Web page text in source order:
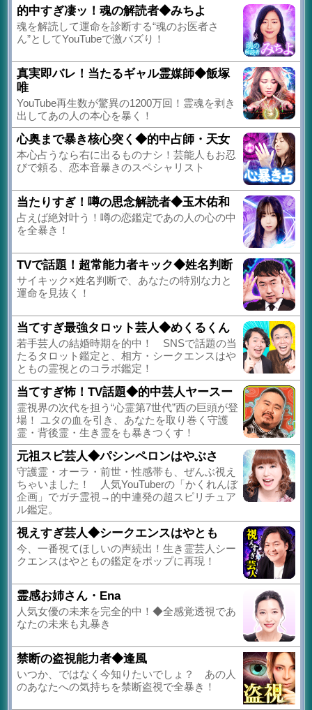
的中すぎ凄ッ！魂の解読者◆みちよ
魂を解読して運命を診断する“魂のお医者さ
ん”としてYouTubeで激バズり！
真実即バレ！当たるギャル霊媒師◆飯塚
唯
YouTube再生数が驚異の1200万回！霊魂を剥き
出してあの人の本心を暴く！
心奥まで暴き核心突く◆的中占師・天女
本心占うなら右に出るものナシ！芸能人もお忍
びで頼る、恋本音暴きのスペシャリスト
当たりすぎ！噂の思念解読者◆玉木佑和
占えば絶対叶う！噂の恋鑑定であの人の心の中
を全暴き！
TVで話題！超常能力者キック◆姓名判断
サイキック×姓名判断で、あなたの特別な力と
運命を見抜く！
当てすぎ最強タロット芸人◆めくるくん
若手芸人の結婚時期を的中！ SNSで話題の当
たるタロット鑑定と、相方・シークエンスはや
ともの霊視とのコラボ鑑定！
当てすぎ怖！TV話題◆的中芸人ヤースー
霊視界の次代を担う“心霊第7世代”西の巨頭が登
場！ ユタの血を引き、あなたを取り巻く守護
霊・背後霊・生き霊をも暴きつくす！
元祖スピ芸人◆パシンペロンはやぶさ
守護霊・オーラ・前世・性感帯も、ぜんぶ視え
ちゃいました！ 人気YouTuberの「かくれんぼ
企画」でガチ霊視→的中連発の超スピリチュア
ル鑑定。
視えすぎ芸人◆シークエンスはやとも
今、一番視てほしいの声続出！生き霊芸人シー
クエンスはやともの鑑定をポップに再現！
霊感お姉さん・Ena
人気女優の未来を完全的中！◆全感覚透視であ
なたの未来も丸暴き
禁断の盗視能力者◆逢風
いつか、ではなく今知りたいでしょ？ あの人
のあなたへの気持ちを禁断盗視で全暴き！